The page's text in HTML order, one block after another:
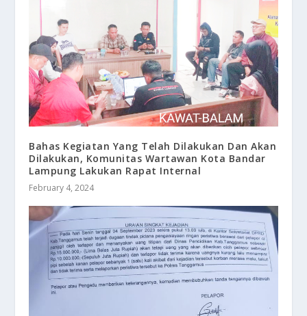
Bahas Kegiatan Yang Telah Dilakukan Dan Akan
Dilakukan, Komunitas Wartawan Kota Bandar
Lampung Lakukan Rapat Internal
February 4, 2024